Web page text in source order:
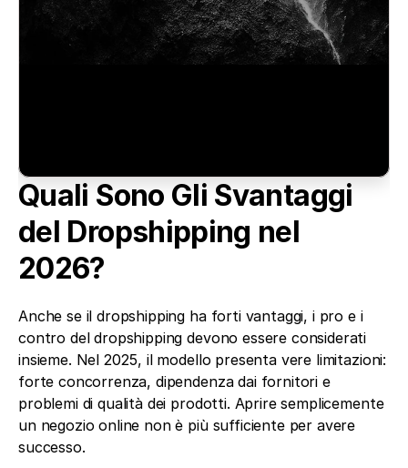
Quali Sono Gli Svantaggi
del Dropshipping nel
2026?
Anche se il dropshipping ha forti vantaggi, i pro e i
contro del dropshipping devono essere considerati
insieme. Nel 2025, il modello presenta vere limitazioni:
forte concorrenza, dipendenza dai fornitori e
problemi di qualità dei prodotti. Aprire semplicemente
un negozio online non è più sufficiente per avere
successo.